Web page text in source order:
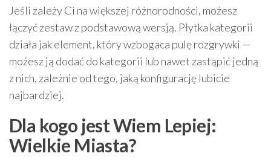
Jeśli zależy Ci na większej różnorodności, możesz
łączyć zestaw z podstawową wersją. Płytka kategorii
działa jak element, który wzbogaca pulę rozgrywki —
możesz ją dodać do kategorii lub nawet zastąpić jedną
z nich, zależnie od tego, jaką konfigurację lubicie
najbardziej.
Dla kogo jest Wiem Lepiej:
Wielkie Miasta?